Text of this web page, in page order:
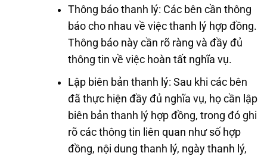
Thông báo thanh lý: Các bên cần thông
báo cho nhau về việc thanh lý hợp đồng.
Thông báo này cần rõ ràng và đầy đủ
thông tin về việc hoàn tất nghĩa vụ.
Lập biên bản thanh lý: Sau khi các bên
đã thực hiện đầy đủ nghĩa vụ, họ cần lập
biên bản thanh lý hợp đồng, trong đó ghi
rõ các thông tin liên quan như số hợp
đồng, nội dung thanh lý, ngày thanh lý,